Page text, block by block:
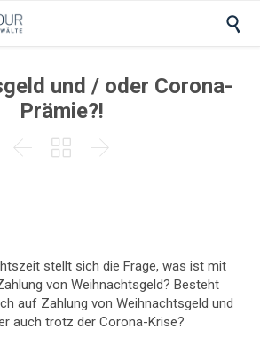

und / oder Corona-
Prämie?!
  
stellt sich die Frage, was ist mit
von Weihnachtsgeld? Besteht
auf Zahlung von Weihnachtsgeld und
auch trotz der Corona-Krise?